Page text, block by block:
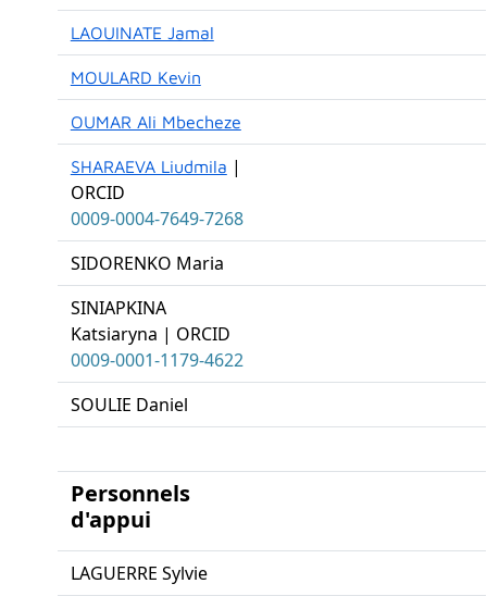
LAOUINATE Jamal
MOULARD Kevin
OUMAR Ali Mbecheze
SHARAEVA Liudmila |
ORCID
0009-0004-7649-7268
SIDORENKO Maria
SINIAPKINA
Katsiaryna | ORCID
0009-0001-1179-4622
SOULIE Daniel
Personnels
d'appui
LAGUERRE Sylvie